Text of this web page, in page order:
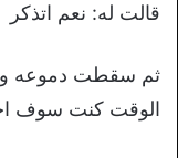
قالت له: نعم اتذكر
ثم سقطت دموعه
الوقت كنت سوف